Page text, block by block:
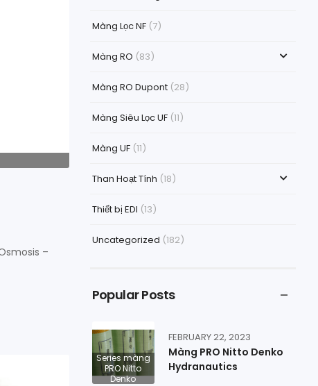
–
Màng Lọc NF(7)
Màng RO (83)
Màng RO Dupont(28)
Màng Siêu Lọc UF(11)
Màng UF(11)
Than Hoạt Tính (18)
Thiết bị EDI (13)
Uncategorized (182)
Popular Posts
Series màng
PRO Nitto
Denko
FEBRUARY 22, 2023
Màng PRO Nitto Denko
Hydranautics